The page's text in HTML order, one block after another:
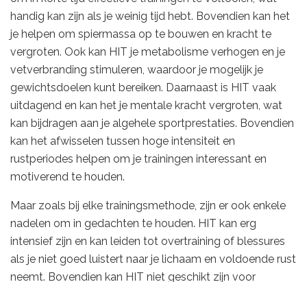
handig kan zijn als je weinig tijd hebt. Bovendien kan het
je helpen om spiermassa op te bouwen en kracht te
vergroten. Ook kan HIT je metabolisme verhogen en je
vetverbranding stimuleren, waardoor je mogelijk je
gewichtsdoelen kunt bereiken. Daarnaast is HIT vaak
uitdagend en kan het je mentale kracht vergroten, wat
kan bijdragen aan je algehele sportprestaties. Bovendien
kan het afwisselen tussen hoge intensiteit en
rustperiodes helpen om je trainingen interessant en
motiverend te houden.
Maar zoals bij elke trainingsmethode, zijn er ook enkele
nadelen om in gedachten te houden. HIT kan erg
intensief zijn en kan leiden tot overtraining of blessures
als je niet goed luistert naar je lichaam en voldoende rust
neemt. Bovendien kan HIT niet geschikt zijn voor